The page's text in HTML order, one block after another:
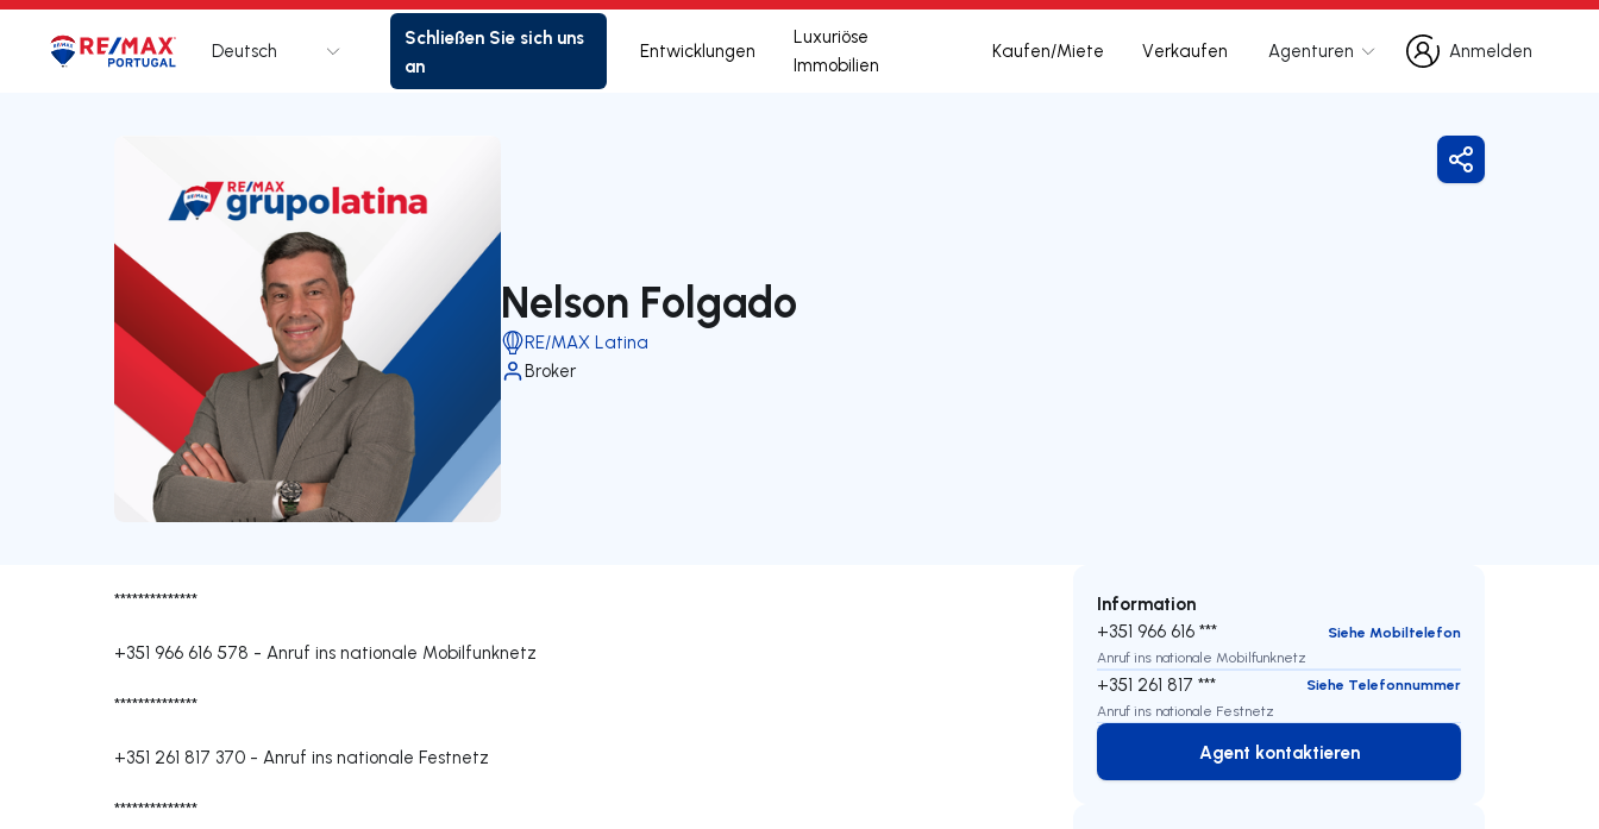
Logo Zur Startseite
Deutsch
Schließen Sie sich uns
an
Entwicklungen
Luxuriöse
Immobilien
Kaufen/Miete Verkaufen Agenturen
Anmelden
Anmelden
Nelson Folgado
RE/MAX Latina
Broker
Freigeben
**************
+351 966 616 578 - Anruf ins nationale Mobilfunknetz
**************
+351 261 817 370 - Anruf ins nationale Festnetz
**************
Information
+351 966 616 ***
Siehe Mobiltelefon
Anruf ins nationale Mobilfunknetz
+351 261 817 ***
Siehe Telefonnummer
Anruf ins nationale Festnetz
Agent kontaktieren
Agent kontaktieren